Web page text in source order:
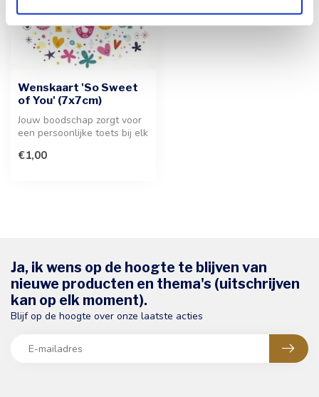
Wenskaart 'So Sweet
of You' (7x7cm)
Jouw boodschap zorgt voor
een persoonlijke toets bij elk
€1,00
Ja, ik wens op de hoogte te blijven van
nieuwe producten en thema's (uitschrijven
kan op elk moment).
Blijf op de hoogte over onze laatste acties